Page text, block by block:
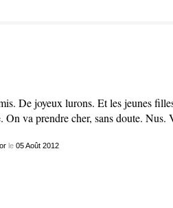
De joyeux lurons. Et les jeunes
On va prendre cher, sans doute. Nus.
le 05 Août 2012